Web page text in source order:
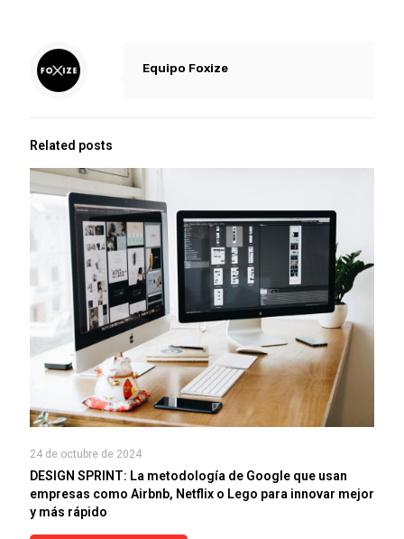
Equipo Foxize
Related posts
24 de octubre de 2024
DESIGN SPRINT: La metodología de Google que usan
empresas como Airbnb, Netflix o Lego para innovar mejor
y más rápido